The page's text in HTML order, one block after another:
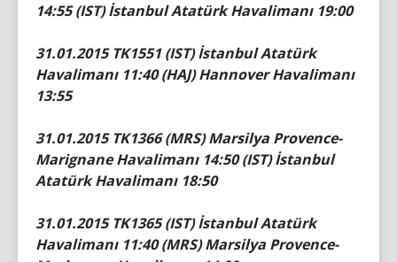
14:55 (IST) İstanbul Atatürk Havalimanı 19:00
31.01.2015 TK1551 (IST) İstanbul Atatürk
Havalimanı 11:40 (HAJ) Hannover Havalimanı
13:55
31.01.2015 TK1366 (MRS) Marsilya Provence-
Marignane Havalimanı 14:50 (IST) İstanbul
Atatürk Havalimanı 18:50
31.01.2015 TK1365 (IST) İstanbul Atatürk
Havalimanı 11:40 (MRS) Marsilya Provence-